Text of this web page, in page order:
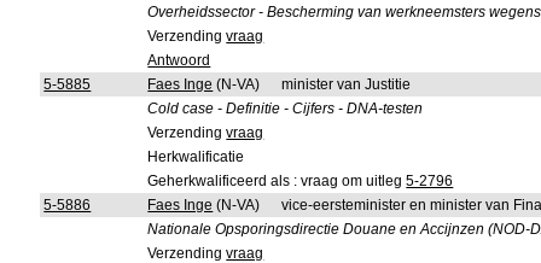
Overheidssector - Bescherming van werkneemsters
Verzendingvraag
Antwoord
5-5885
Faes Inge (N-VA)
minister van Justitie
Cold case - Definitie - Cijfers - DNA-testen
Verzendingvraag
Herkwalificatie
Geherkwalificeerd als : vraag om uitleg5-2796
5-5886
Faes Inge (N-VA)
vice-eersteminister en minister van
Nationale Opsporingsdirectie Douane en Accijnzen (NOD-
Verzendingvraag